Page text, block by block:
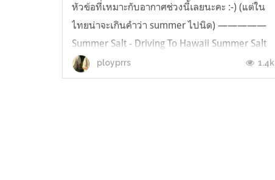
หัวข้อที่เหมาะกับอากาศช่วงนี้เลยนะคะ :-) (แต่ใน
ไทยน่าจะเกินคำว่า summer ไปนิด) —————
Summer Salt - Driving To Hawaii Summer Salt
เป็นวงดนตรีจากเมืองออสตินรัฐเท็กซัส ประเทศ
สหรัฐอเมริกา ที่มีเพลงดังอย่าง "Candy Wrappers"
ployprrs 1.4k